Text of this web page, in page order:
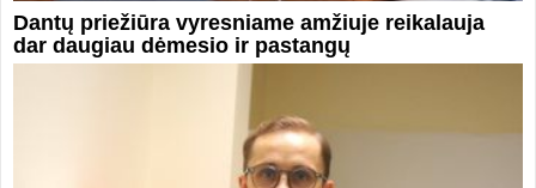
Dantų priežiūra vyresniame amžiuje reikalauja
dar daugiau dėmesio ir pastangų